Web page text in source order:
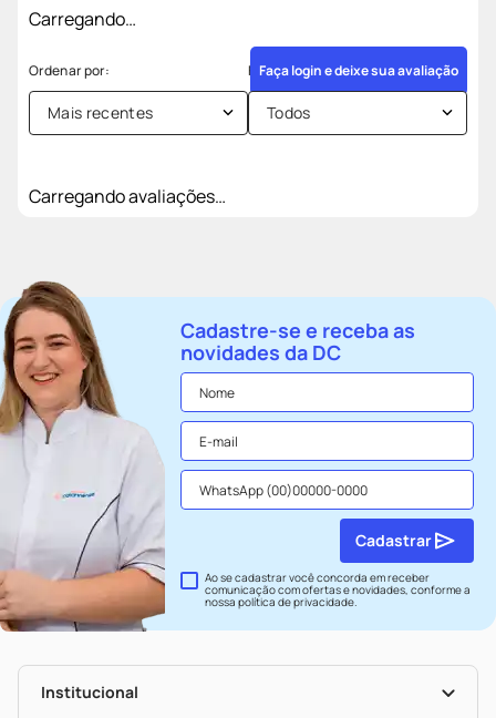
Carregando…
Faça login e deixe sua avaliação
Mais recentes Todos
Carregando avaliações…
Cadastre-se e receba as
novidades da DC
Ao se cadastrar você concorda em receber
comunicação com ofertas e novidades, conforme a
nossapolítica de privacidade.
Cadastrar
Institucional